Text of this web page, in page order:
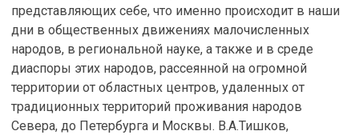
представляющих себе, что именно происходит в наши
дни в общественных движениях малочисленных
народов, в региональной науке, а также и в среде
диаспоры этих народов, рассеянной на огромной
территории от областных центров, удаленных от
традиционных территорий проживания народов
Севера, до Петербурга и Москвы. В.А.Тишков,